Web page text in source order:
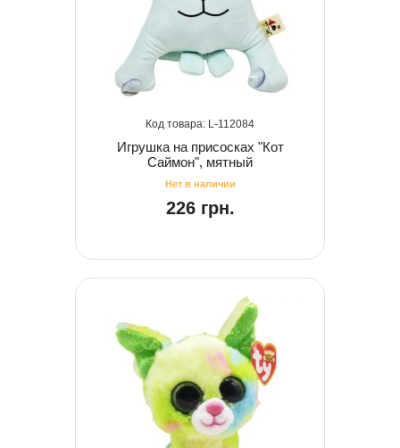
112084
Игрушка на присосках "Кот
Саймон", мятный
226 грн.